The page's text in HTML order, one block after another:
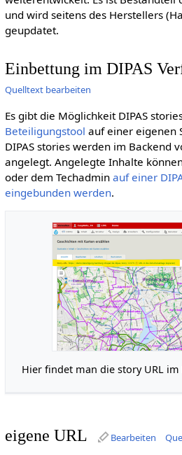
und wird seitens des Herstellers
geupdatet.
Einbettung im DIPAS
Quelltext bearbeiten
Es gibt die Möglichkeit DIPAS
Beteiligungstool auf einer eigenen
DIPAS stories werden im Backend
angelegt. Angelegte Inhalte
oder dem Techadmin auf einer
eingebunden werden.
Hier findet man die story URL im
eigene URL Bearbeiten